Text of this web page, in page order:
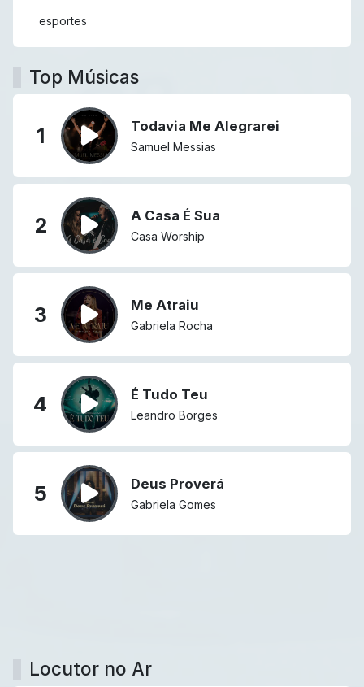
esportes
Top Músicas
1 Todavia Me Alegrarei
Samuel Messias
2 A Casa É Sua
Casa Worship
3 Me Atraiu
Gabriela Rocha
4 É Tudo Teu
Leandro Borges
5 Deus Proverá
Gabriela Gomes
Locutor no Ar